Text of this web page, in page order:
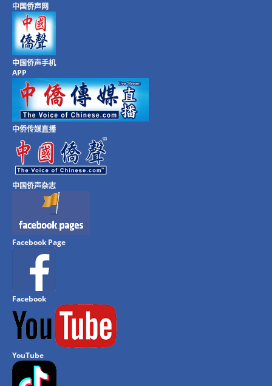
中国侨声网
中国侨声手机
APP
中侨传媒直播
中国侨声杂志
Facebook Page
Facebook
YouTube